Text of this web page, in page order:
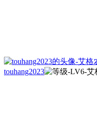
touhang2023